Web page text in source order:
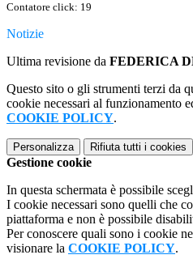
Contatore click: 19
Notizie
Ultima revisione da FEDERICA
Questo sito o gli strumenti terzi da
cookie necessari al funzionamento
COOKIE POLICY.
Personalizza Rifiuta tutti i cookies
Gestione cookie
In questa schermata è possibile
I cookie necessari sono quelli che
piattaforma e non è possibile
Per conoscere quali sono i cookie
visionare la COOKIE POLICY.